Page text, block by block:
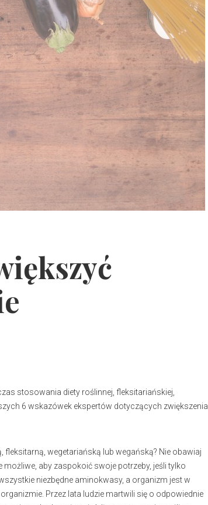
stosowania diety roślinnej, fleksitariańskiej,
6 wskazówek ekspertów dotyczących zwiększenia
fleksitarną, wegetariańską lub wegańską? Nie obawiaj
aby zaspokoić swoje potrzeby, jeśli tylko
niezbędne aminokwasy, a organizm jest w
Przez lata ludzie martwili się o odpowiednie